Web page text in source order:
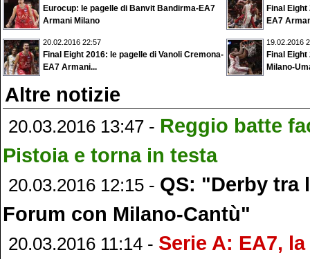
Eurocup: le pagelle di Banvit Bandirma-EA7
Armani Milano
Final
EA7
20.02.2016 22:57
Final Eight 2016: le pagelle di Vanoli Cremona-
EA7 Armani...
19.02.2016
Final
Milano-
Altre notizie
20.03.2016 13:47 - Reggio batte
Pistoia e torna in testa
20.03.2016 12:15 - QS: "Derby tra
Forum con Milano-Cantù"
20.03.2016 11:14 - Serie A: EA7,